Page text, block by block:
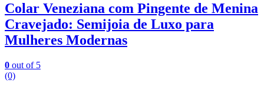
Colar Veneziana com Pingente de Menina
Cravejado: Semijoia de Luxo para
Mulheres Modernas
0 out of 5
(0)